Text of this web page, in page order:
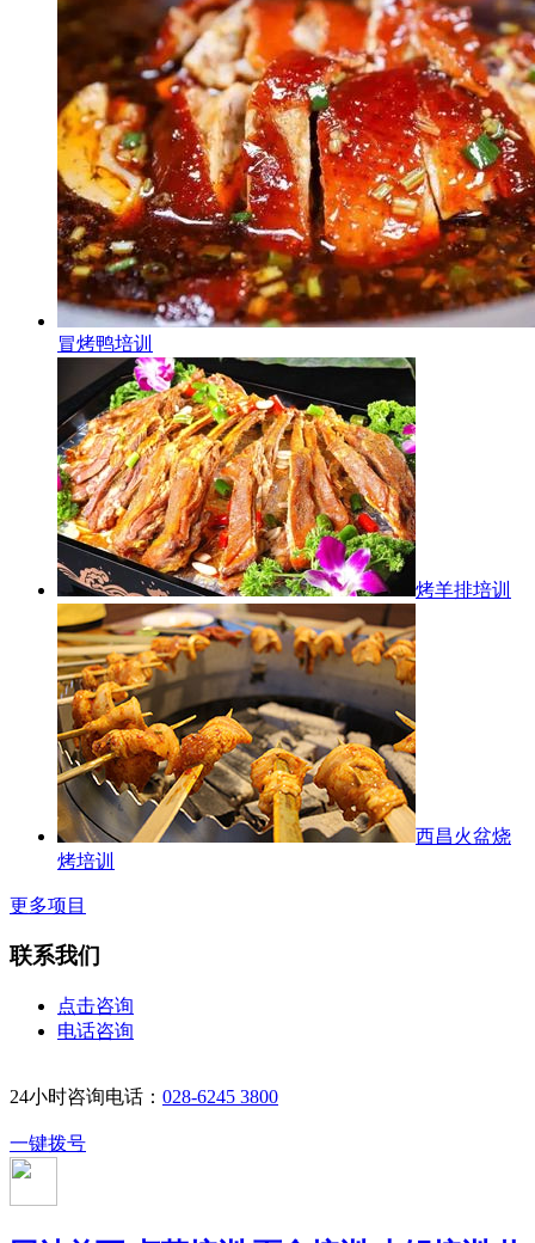
冒烤鸭培训
烤羊排培训
西昌火盆烧
烤培训
更多项目
联系我们
点击咨询
电话咨询
24小时咨询电话： 028-6245 3800
一键拨号